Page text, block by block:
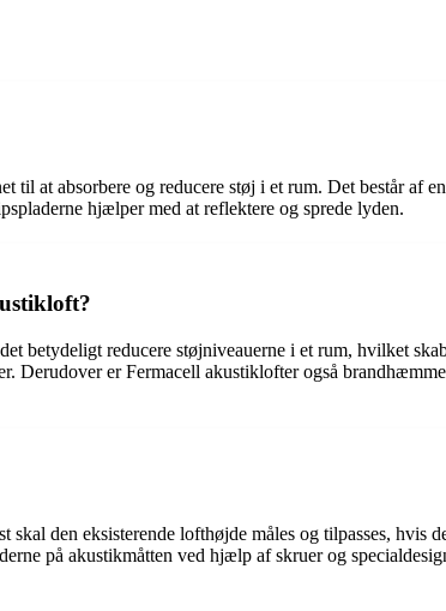
at absorbere og reducere støj i et rum. Det består af
hjælper med at reflektere og sprede lyden.
betydeligt reducere støjniveauerne i et rum, hvilket
Derudover er Fermacell akustiklofter også
den eksisterende lofthøjde måles og tilpasses,
på akustikmåtten ved hjælp af skruer og